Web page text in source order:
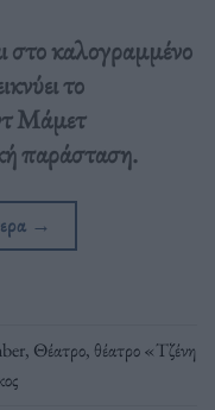
στο καλογραμμένο
το
Μάμετ
παράσταση.
→
, Θέατρο, θέατρο «Τζένη